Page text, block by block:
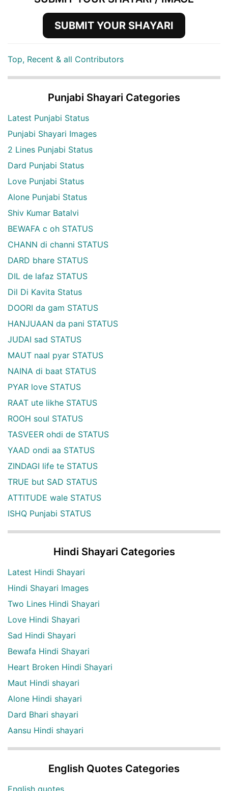
SUBMIT YOUR SHAYARI
Top, Recent & all Contributors
Punjabi Shayari Categories
Latest Punjabi Status
Punjabi Shayari Images
2 Lines Punjabi Status
Dard Punjabi Status
Love Punjabi Status
Alone Punjabi Status
Shiv Kumar Batalvi
BEWAFA c oh STATUS
CHANN di channi STATUS
DARD bhare STATUS
DIL de lafaz STATUS
Dil Di Kavita Status
DOORI da gam STATUS
HANJUAAN da pani STATUS
JUDAI sad STATUS
MAUT naal pyar STATUS
NAINA di baat STATUS
PYAR love STATUS
RAAT ute likhe STATUS
ROOH soul STATUS
TASVEER ohdi de STATUS
YAAD ondi aa STATUS
ZINDAGI life te STATUS
TRUE but SAD STATUS
ATTITUDE wale STATUS
ISHQ Punjabi STATUS
Hindi Shayari Categories
Latest Hindi Shayari
Hindi Shayari Images
Two Lines Hindi Shayari
Love Hindi Shayari
Sad Hindi Shayari
Bewafa Hindi Shayari
Heart Broken Hindi Shayari
Maut Hindi shayari
Alone Hindi shayari
Dard Bhari shayari
Aansu Hindi shayari
English Quotes Categories
English quotes